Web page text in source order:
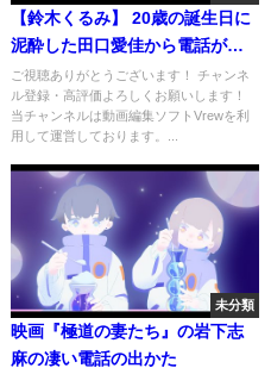
【鈴木くるみ】 20歳の誕生日に
泥酔した田口愛佳から電話がか
かってきた結果... 【AKB48】
ご視聴ありがとうございます！ チャンネ
ル登録・高評価よろしくお願いします！
当チャンネルは動画編集ソフトVrewを利
用して運営しております。...
未分類
映画『極道の妻たち』の岩下志
麻の凄い電話の出かた